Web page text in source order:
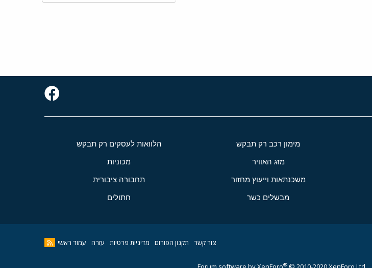
מימון רכב רק תבקש הלוואות לעסקים רק תבקש
מזג האוויר מכוניות
משכנתאות וייעוץ מחזור תחבורה ציבורית
מבשלים כשר חתולים
צור קשר תקנון הפורום מדיניות פרטיות עזרה עמוד ראשי
®